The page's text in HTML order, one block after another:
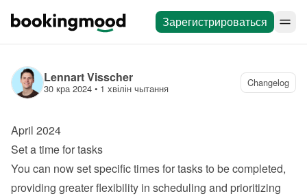
Зарегистрироваться
Lennart Visscher
30 кра 2024 • 1 хвілін чытання Changelog
April 2024
Set a time for tasks
You can now set specific times for tasks to be completed,
providing greater flexibility in scheduling and prioritizing